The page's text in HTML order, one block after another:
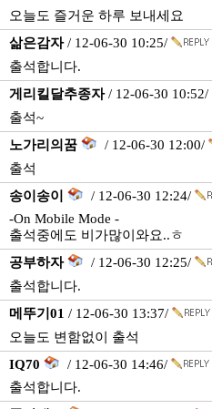
오늘도 즐거운 하루 보내세요
삶은감자/ 12-06-30 10:25/
출석합니다.
게리킬달추종자/ 12-06-30 10:52/
출석~
노가리의꿈
/ 12-06-30 12:00/
출석
송이송이
/ 12-06-30 12:24/
-On Mobile Mode -
출석중에도 비가많이와요..ㅎ
공부하자
/ 12-06-30 12:25/
출석합니다.
메뚜기01 / 12-06-30 13:37/
오늘도 변함없이 출석
IQ70
/ 12-06-30 14:46/
출석합니다.